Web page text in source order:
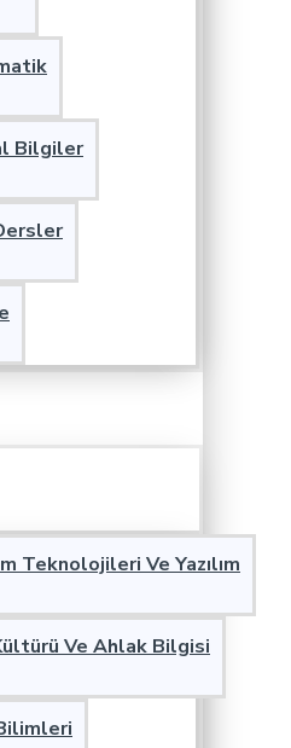
Bilgiler
Teknolojileri Ve Yazılım
Ve Ahlak Bilgisi